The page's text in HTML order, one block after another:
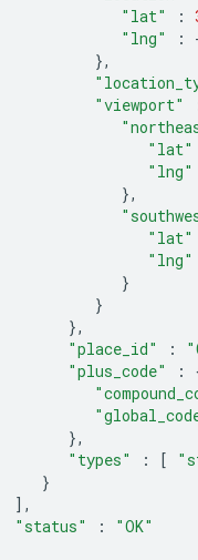
"lat"
:
"lng"
:
},
"viewport"
"lat"
"lng"
},
"lat"
"lng"
}
}
},
"place_id"
:
"plus_code"
:
},
"types"
: [
}
],
"status"
:
"OK"